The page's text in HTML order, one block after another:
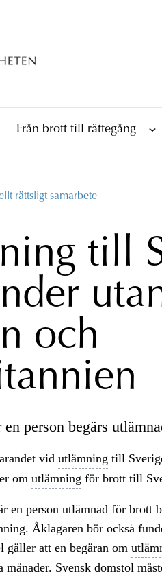
Från brott till rättegång
rättsligt samarbete
till
och
person begärs
vid utlämning till
om utlämning för brott till
en person utlämnad för brott
Åklagaren bör också
gäller att en begäran om
Svensk domstol